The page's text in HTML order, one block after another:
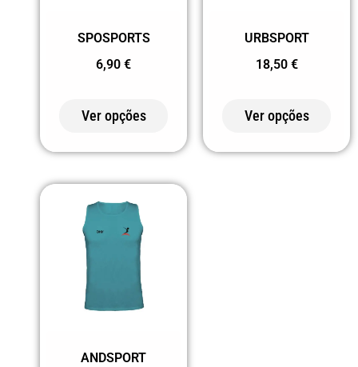
VERMELHO
TEMPESTADE
172 AMARELO
177 BRANCO
ACINZENTADO
20 VERDE
VERDE/BRANCO
SPOSPORTS
6,90 €
Ver opções
URBSPORT
18,50 €
Ver opções
ANDSPORT